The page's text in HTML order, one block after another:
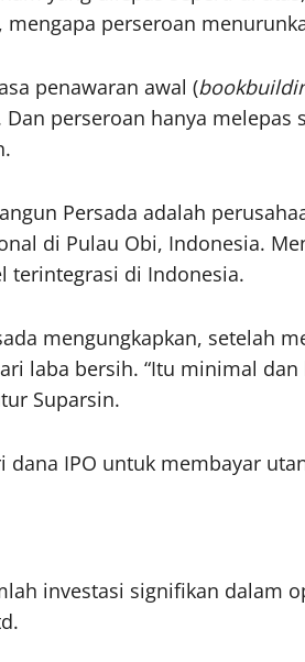
perseroan
penawaran awal (
perseroan hanya
Persada adalah
di Pulau Obi, Indonesia.
terintegrasi di Indonesia.
mengungkapkan, setelah
laba bersih. “Itu minimal
Suparsin.
dana IPO untuk membayar
investasi signifikan dalam